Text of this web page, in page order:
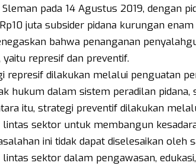
pada 14 Agustus 2019, dengan
juta subsider pidana kurungan enam
bahwa penanganan
yaitu represif dan preventif.
represif dilakukan melalui penguatan
hukum dalam sistem peradilan pidana,
itu, strategi preventif dilakukan
sektor untuk membangun
ini tidak dapat diselesaikan oleh
sektor dalam pengawasan,